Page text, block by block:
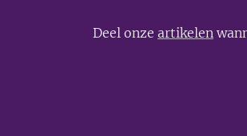
Deel onze artikelen